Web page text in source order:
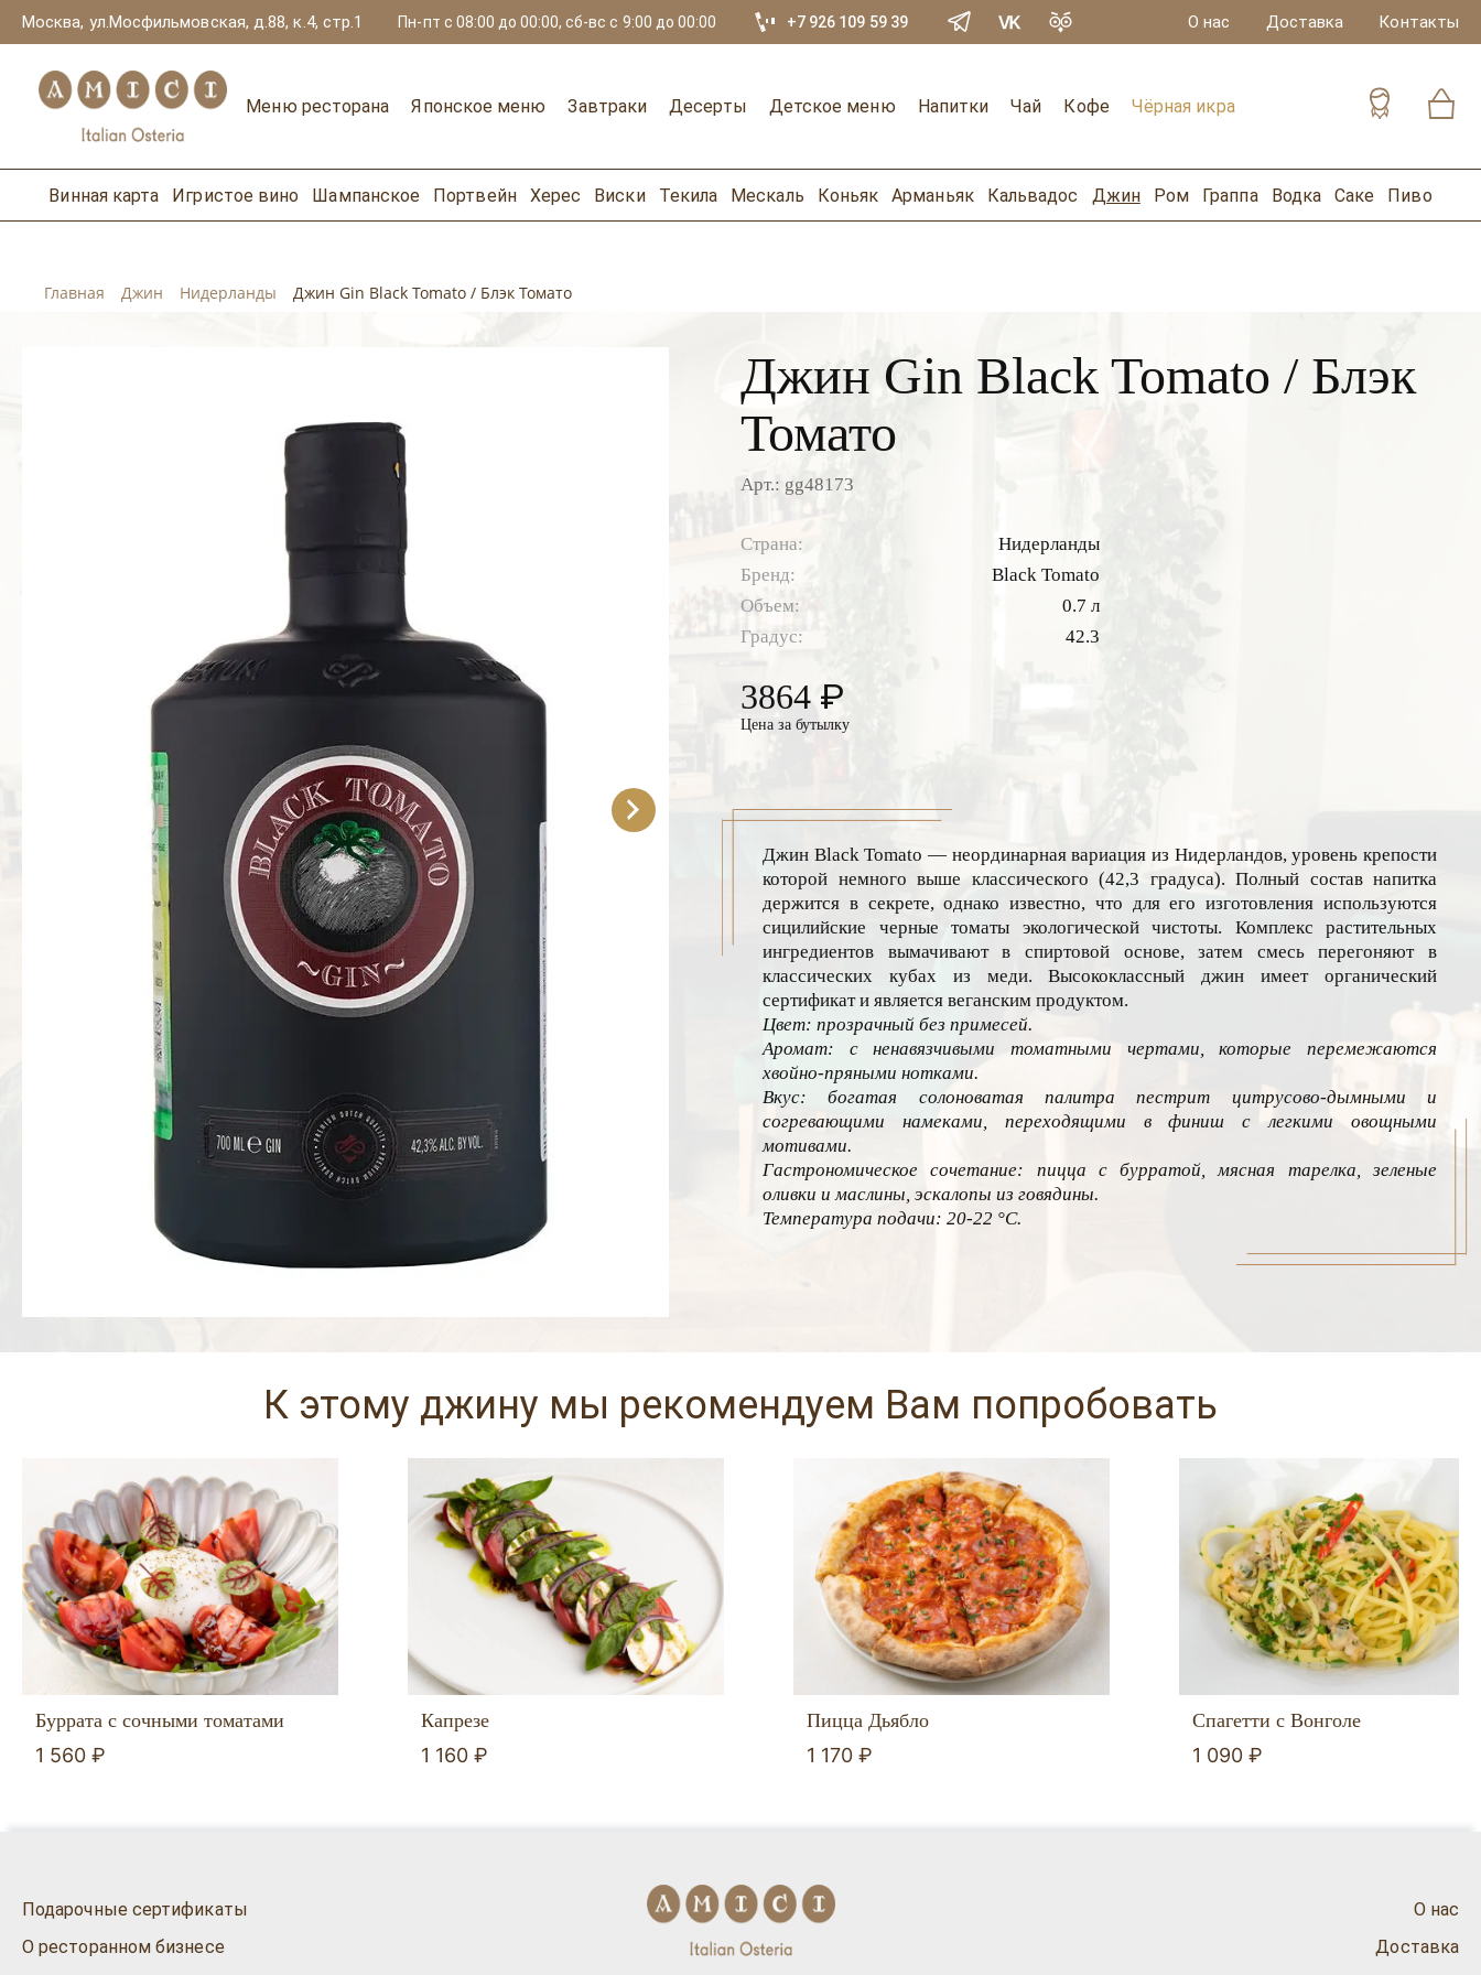
Москва, ул.Мосфильмовская, д.88, к.4, стр.1 Пн-пт с 08:00 до 00:00, сб-вс с 9:00 до 00:00 +7 926 109 59 39 О нас Доставка Контакты
Меню ресторана Японское меню Завтраки Десерты Детское меню Напитки Чай Кофе Чёрная икра
Винная карта Игристое вино Шампанское Портвейн Херес Виски Текила Мескаль Коньяк Арманьяк Кальвадос Джин Ром Граппа Водка Саке Пиво
Главная Джин Нидерланды Джин Gin Black Tomato / Блэк Томато
Джин Gin Black Tomato / Блэк
Томато
Арт.: gg48173
Страна:
Нидерланды
Бренд:
Black Tomato
Объем:
0.7 л
Градус:
42.3
3864 ₽
Цена за бутылку
Джин Black Tomato — неординарная вариация из Нидерландов, уровень крепости
которой немного выше классического (42,3 градуса). Полный состав напитка
держится в секрете, однако известно, что для его изготовления используются
сицилийские черные томаты экологической чистоты. Комплекс растительных
ингредиентов вымачивают в спиртовой основе, затем смесь перегоняют в
классических кубах из меди. Высококлассный джин имеет органический
сертификат и является веганским продуктом.
Цвет: прозрачный без примесей.
Аромат: с ненавязчивыми томатными чертами, которые перемежаются
хвойно-пряными нотками.
Вкус: богатая солоноватая палитра пестрит цитрусово-дымными и
согревающими намеками, переходящими в финиш с легкими овощными
мотивами.
Гастрономическое сочетание: пицца с бурратой, мясная тарелка, зеленые
оливки и маслины, эскалопы из говядины.
Температура подачи: 20-22 °C.
К этому джину мы рекомендуем Вам попробовать
Буррата с сочными томатами
1 560 ₽
Капрезе
1 160 ₽
Пицца Дьябло
1 170 ₽
Спагетти с Вонголе
1 090 ₽
Подарочные сертификаты
О ресторанном бизнесе
О нас
Доставка